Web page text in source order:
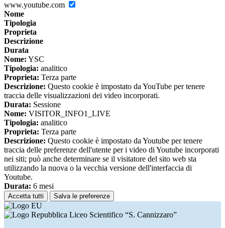
www.youtube.com
Nome
Tipologia
Proprieta
Descrizione
Durata
Nome: YSC
Tipologia: analitico
Proprieta: Terza parte
Descrizione: Questo cookie è impostato da YouTube per tenere
traccia delle visualizzazioni dei video incorporati.
Durata: Sessione
Nome: VISITOR_INFO1_LIVE
Tipologia: analitico
Proprieta: Terza parte
Descrizione: Questo cookie è impostato da Youtube per tenere
traccia delle preferenze dell'utente per i video di Youtube incorporati
nei siti; può anche determinare se il visitatore del sito web sta
utilizzando la nuova o la vecchia versione dell'interfaccia di
Youtube.
Durata: 6 mesi
Accetta tutti Salva le preferenze
Liceo Scientifico “S. Cannizzaro”